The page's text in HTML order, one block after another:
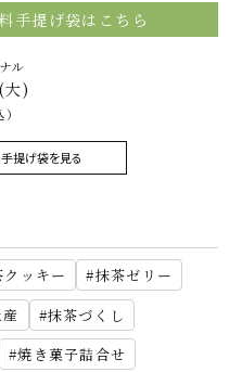
手提げ袋はこちら
ル
大)
提げ袋を見る
ッキー
抹茶ゼリー
抹茶づくし
焼き菓子詰合せ